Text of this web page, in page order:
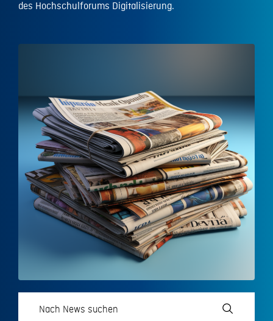
des Hochschulforums Digitalisierung.